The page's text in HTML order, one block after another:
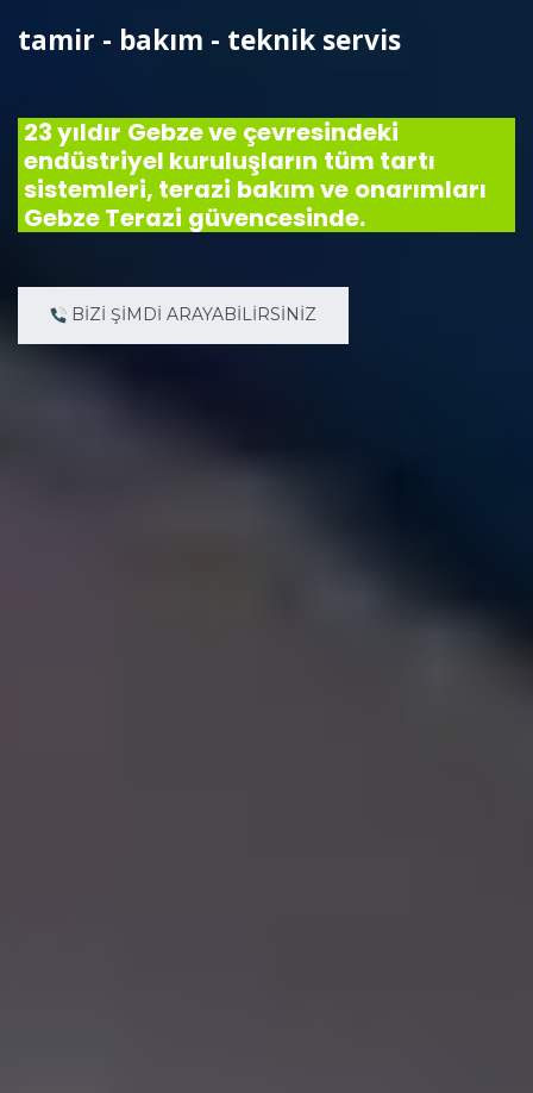
tamir - bakım - teknik servis
23 yıldır Gebze ve çevresindeki
endüstriyel kuruluşların tüm tartı
sistemleri, terazi bakım ve onarımları
Gebze Terazi güvencesinde.
BİZİ ŞİMDİ ARAYABİLİRSİNİZ